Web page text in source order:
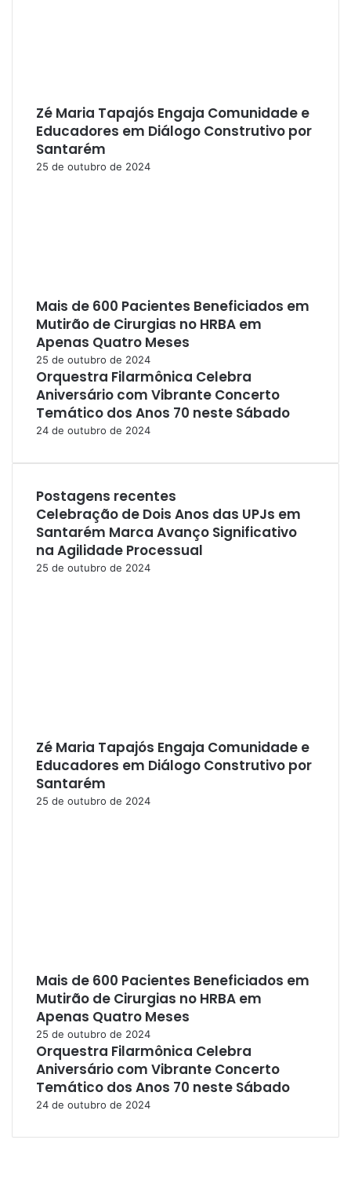
Zé Maria Tapajós Engaja Comunidade e
Educadores em Diálogo Construtivo por
Santarém
25 de outubro de 2024
Mais de 600 Pacientes Beneficiados em
Mutirão de Cirurgias no HRBA em
Apenas Quatro Meses
25 de outubro de 2024
Orquestra Filarmônica Celebra
Aniversário com Vibrante Concerto
Temático dos Anos 70 neste Sábado
24 de outubro de 2024
Postagens recentes
Celebração de Dois Anos das UPJs em
Santarém Marca Avanço Significativo
na Agilidade Processual
25 de outubro de 2024
Zé Maria Tapajós Engaja Comunidade e
Educadores em Diálogo Construtivo por
Santarém
25 de outubro de 2024
Mais de 600 Pacientes Beneficiados em
Mutirão de Cirurgias no HRBA em
Apenas Quatro Meses
25 de outubro de 2024
Orquestra Filarmônica Celebra
Aniversário com Vibrante Concerto
Temático dos Anos 70 neste Sábado
24 de outubro de 2024